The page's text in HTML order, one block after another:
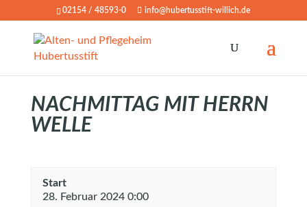
02154 / 48593-0 info@hubertusstift-willich.de
NACHMITTAG MIT HERRN
WELLE
Start
28. Februar 2024 0:00